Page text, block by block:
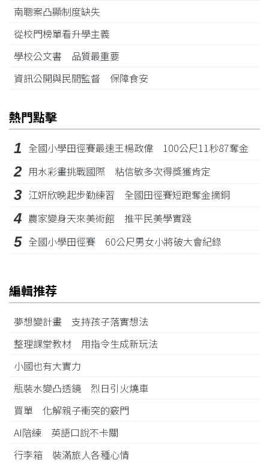
南聰案凸顯制度缺失
從校門榜單看升學主義
學校公文書 品質最重要
資訊公開與民間監督 保障食安
熱門點擊
1 全國小學田徑賽最速王楊政偉 100公尺11秒87奪金
2 用水彩畫挑戰國際 粘信敏多次得獎獲肯定
3 江姸欣晚起步勤練習 全國田徑賽短跑奪金摘銅
4 農家變身天來美術館 推平民美學實踐
5 全國小學田徑賽 60公尺男女小將破大會紀錄
編輯推荐
夢想變計畫 支持孩子落實想法
整理課堂教材 用指令生成新玩法
小國也有大實力
瓶裝水變凸透鏡 烈日引火燒車
買單 化解親子衝突的竅門
AI陪練 英語口說不卡關
行李箱 裝滿旅人各種心情